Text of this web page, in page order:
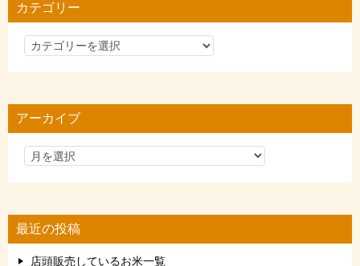
カテゴリー
カ
リ
アーカイブ
最近の投稿
店頭販売しているお米一覧